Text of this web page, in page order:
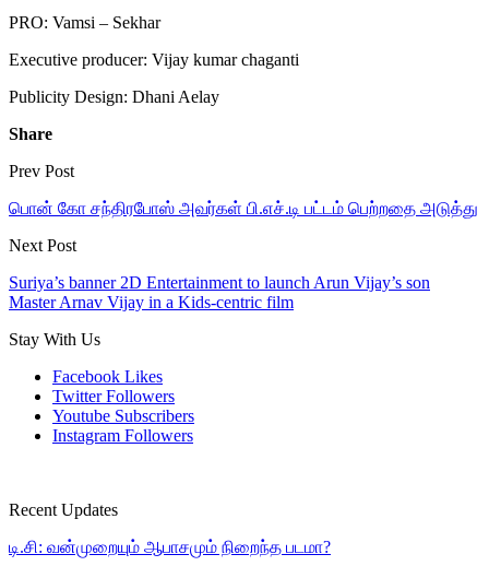
PRO: Vamsi – Sekhar
Executive producer: Vijay kumar chaganti
Publicity Design: Dhani Aelay
Share
Prev Post
பொன் கோ சந்திரபோஸ் அவர்கள் பி.எச்.டி பட்டம் பெற்றதை அடுத்து
Next Post
Suriya’s banner 2D Entertainment to launch Arun Vijay’s son
Master Arnav Vijay in a Kids-centric film
Stay With Us
Facebook Likes
Twitter Followers
Youtube Subscribers
Instagram Followers
Recent Updates
டி.சி: வன்முறையும் ஆபாசமும் நிறைந்த படமா?